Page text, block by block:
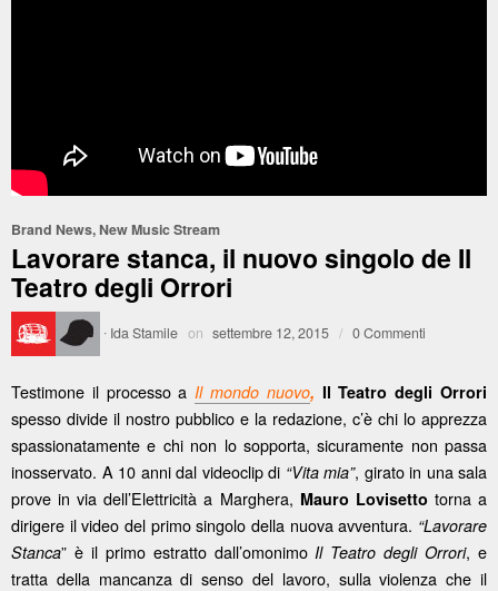
Brand News, New Music Stream
Lavorare stanca, il nuovo singolo de Il
Teatro degli Orrori
· Ida Stamile on settembre 12, 2015 / 0 Commenti
Testimone il processo a Il mondo nuovo, IlTeatro degli Orrori
spesso divide il nostro pubblico e la redazione, c’è chi lo apprezza
spassionatamente e chi non lo sopporta, sicuramente non passa
inosservato. A 10 anni dal videoclip di “Vita mia”, girato in una sala
prove in via dell’Elettricità a Marghera, Mauro Lovisettotorna a
dirigere il video del primo singolo della nuova avventura. “Lavorare
Stanca” è il primo estratto dall’omonimo Il Teatro degli Orrori, e
tratta della mancanza di senso del lavoro, sulla violenza che il